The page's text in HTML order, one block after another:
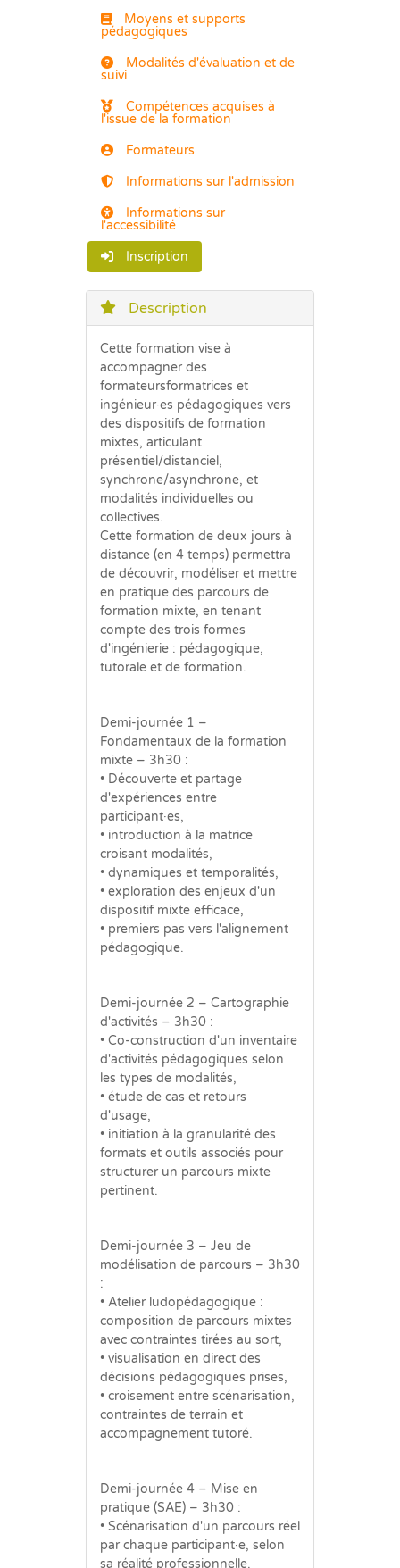
Moyens et supports
pédagogiques
Modalités d'évaluation et de
suivi
Compétences acquises à
l'issue de la formation
Formateurs
Informations sur l'admission
Informations sur
l'accessibilité
Inscription
Description
Cette formation vise à
accompagner des
formateursformatrices et
ingénieur·es pédagogiques vers
des dispositifs de formation
mixtes, articulant
présentiel/distanciel,
synchrone/asynchrone, et
modalités individuelles ou
collectives.
Cette formation de deux jours à
distance (en 4 temps) permettra
de découvrir, modéliser et mettre
en pratique des parcours de
formation mixte, en tenant
compte des trois formes
d'ingénierie : pédagogique,
tutorale et de formation.
Demi-journée 1 –
Fondamentaux de la formation
mixte – 3h30 :
• Découverte et partage
d'expériences entre
participant·es,
• introduction à la matrice
croisant modalités,
• dynamiques et temporalités,
• exploration des enjeux d'un
dispositif mixte efficace,
• premiers pas vers l'alignement
pédagogique.
Demi-journée 2 – Cartographie
d'activités – 3h30 :
• Co-construction d'un inventaire
d'activités pédagogiques selon
les types de modalités,
• étude de cas et retours
d'usage,
• initiation à la granularité des
formats et outils associés pour
structurer un parcours mixte
pertinent.
Demi-journée 3 – Jeu de
modélisation de parcours – 3h30
:
• Atelier ludopédagogique :
composition de parcours mixtes
avec contraintes tirées au sort,
• visualisation en direct des
décisions pédagogiques prises,
• croisement entre scénarisation,
contraintes de terrain et
accompagnement tutoré.
Demi-journée 4 – Mise en
pratique (SAÉ) – 3h30 :
• Scénarisation d'un parcours réel
par chaque participant·e, selon
sa réalité professionnelle.